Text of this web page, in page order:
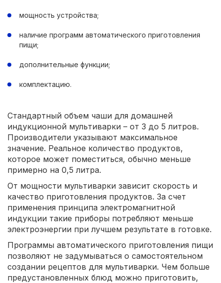
мощность устройства;
наличие программ автоматического приготовления
пищи;
дополнительные функции;
комплектацию.
Стандартный объем чаши для домашней
индукционной мультиварки – от 3 до 5 литров.
Производители указывают максимальное
значение. Реальное количество продуктов,
которое может поместиться, обычно меньше
примерно на 0,5 литра.
От мощности мультиварки зависит скорость и
качество приготовления продуктов. За счет
применения принципа электромагнитной
индукции такие приборы потребляют меньше
электроэнергии при лучшем результате в готовке.
Программы автоматического приготовления пищи
позволяют не задумываться о самостоятельном
создании рецептов для мультиварки. Чем больше
предустановленных блюд можно приготовить,